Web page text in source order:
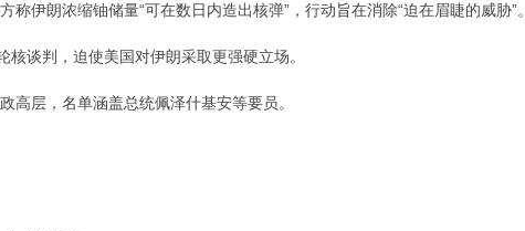
伊朗浓缩铀储量“可在数日内造出核弹”，行动旨在消除“迫在眉睫的威胁”。
谈判，迫使美国对伊朗采取更强硬立场。
高层，名单涵盖总统佩泽什基安等要员。